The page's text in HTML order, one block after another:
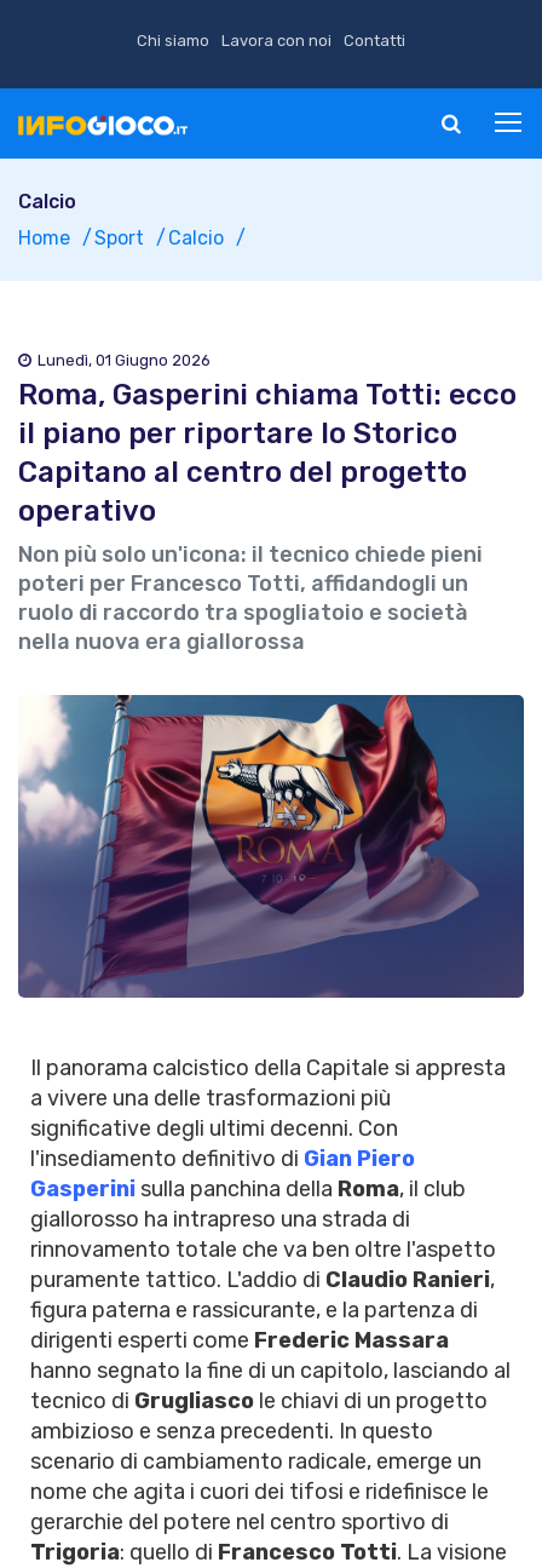
Chi siamo Lavora con noi Contatti
Calcio
Home
Sport Calcio
Lunedì, 01 Giugno 2026
Roma, Gasperini chiama Totti: ecco
il piano per riportare lo Storico
Capitano al centro del progetto
operativo
Non più solo un'icona: il tecnico chiede pieni
poteri per Francesco Totti, affidandogli un
ruolo di raccordo tra spogliatoio e società
nella nuova era giallorossa
Il panorama calcistico della Capitale si appresta
a vivere una delle trasformazioni più
significative degli ultimi decenni. Con
l'insediamento definitivo di Gian Piero
Gasperini sulla panchina della Roma, il club
giallorosso ha intrapreso una strada di
rinnovamento totale che va ben oltre l'aspetto
puramente tattico. L'addio di Claudio Ranieri,
figura paterna e rassicurante, e la partenza di
dirigenti esperti come Frederic Massara
hanno segnato la fine di un capitolo, lasciando al
tecnico di Grugliasco le chiavi di un progetto
ambizioso e senza precedenti. In questo
scenario di cambiamento radicale, emerge un
nome che agita i cuori dei tifosi e ridefinisce le
gerarchie del potere nel centro sportivo di
Trigoria: quello di Francesco Totti. La visione